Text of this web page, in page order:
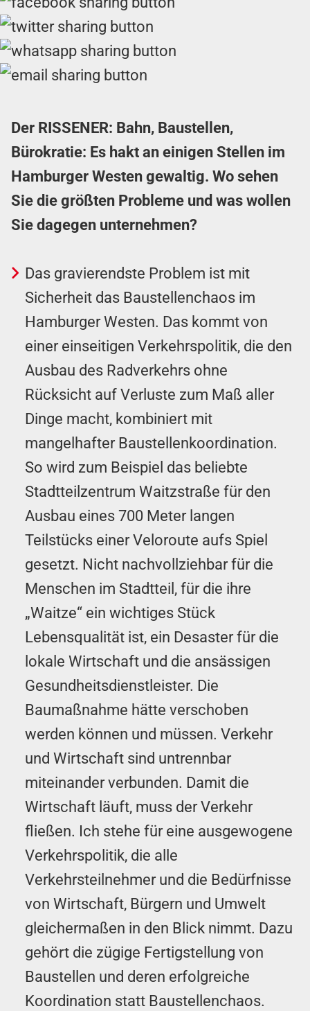
Der RISSENER: Bahn, Baustellen,
Bürokratie: Es hakt an einigen Stellen im
Hamburger Westen gewaltig. Wo sehen
Sie die größten Probleme und was wollen
Sie dagegen unternehmen?
Das gravierendste Problem ist mit
Sicherheit das Baustellenchaos im
Hamburger Westen. Das kommt von
einer einseitigen Verkehrspolitik, die den
Ausbau des Radverkehrs ohne
Rücksicht auf Verluste zum Maß aller
Dinge macht, kombiniert mit
mangelhafter Baustellenkoordination.
So wird zum Beispiel das beliebte
Stadtteilzentrum Waitzstraße für den
Ausbau eines 700 Meter langen
Teilstücks einer Veloroute aufs Spiel
gesetzt. Nicht nachvollziehbar für die
Menschen im Stadtteil, für die ihre
„Waitze“ ein wichtiges Stück
Lebensqualität ist, ein Desaster für die
lokale Wirtschaft und die ansässigen
Gesundheitsdienstleister. Die
Baumaßnahme hätte verschoben
werden können und müssen. Verkehr
und Wirtschaft sind untrennbar
miteinander verbunden. Damit die
Wirtschaft läuft, muss der Verkehr
fließen. Ich stehe für eine ausgewogene
Verkehrspolitik, die alle
Verkehrsteilnehmer und die Bedürfnisse
von Wirtschaft, Bürgern und Umwelt
gleichermaßen in den Blick nimmt. Dazu
gehört die zügige Fertigstellung von
Baustellen und deren erfolgreiche
Koordination statt Baustellenchaos.